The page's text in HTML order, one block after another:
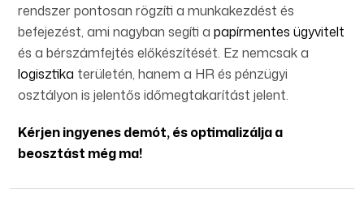
rendszer pontosan rögzíti a munkakezdést és
befejezést, ami nagyban segíti a papírmentes ügyvitelt
és a bérszámfejtés előkészítését. Ez nemcsak a
logisztika területén, hanem a HR és pénzügyi
osztályon is jelentős időmegtakarítást jelent.
Kérjen ingyenes demót, és optimalizálja a
beosztást még ma!